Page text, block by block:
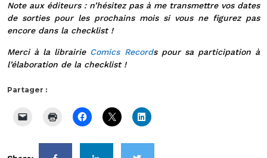
Note aux éditeurs : n’hésitez pas à me transmettre vos dates
de sorties pour les prochains mois si vous ne figurez pas
encore dans la checklist !
Merci à la librairie Comics Records pour sa participation à
l’élaboration de la checklist !
Partager :